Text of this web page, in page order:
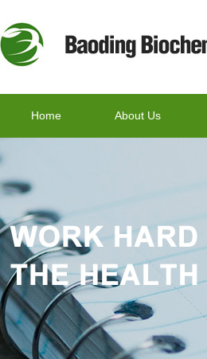
Home About Us